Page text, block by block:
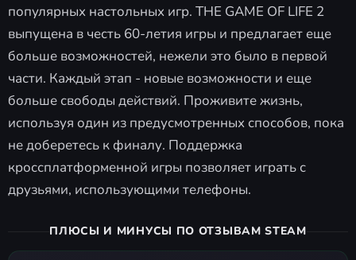
популярных настольных игр. THE GAME OF LIFE 2
выпущена в честь 60-летия игры и предлагает еще
больше возможностей, нежели это было в первой
части. Каждый этап - новые возможности и еще
больше свободы действий. Проживите жизнь,
используя один из предусмотренных способов, пока
не доберетесь к финалу. Поддержка
кроссплатформенной игры позволяет играть с
друзьями, использующими телефоны.
ПЛЮСЫ И МИНУСЫ ПО ОТЗЫВАМ STEAM